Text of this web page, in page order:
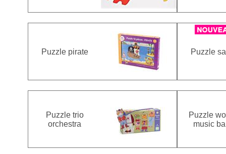
Puzzle pirate Puzzle
Puzzle trio
orchestra
Puzzle
music